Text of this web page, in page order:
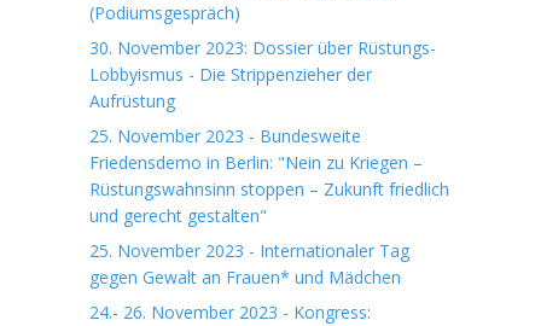
(Podiumsgespräch)
30. November 2023: Dossier über Rüstungs-
Lobbyismus - Die Strippenzieher der
Aufrüstung
25. November 2023 - Bundesweite
Friedensdemo in Berlin: "Nein zu Kriegen –
Rüstungswahnsinn stoppen – Zukunft friedlich
und gerecht gestalten"
25. November 2023 - Internationaler Tag
gegen Gewalt an Frauen* und Mädchen
24.- 26. November 2023 - Kongress: